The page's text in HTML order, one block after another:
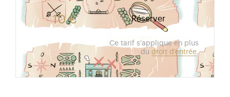
Gratuit pour les enfants de moins de 10 ans.Tarif
10 € Réserver
Ce tarif s'applique en plus
du droit d'entrée.